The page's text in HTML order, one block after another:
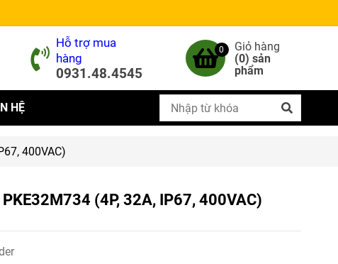
Hỗ trợ mua
hàng
0931.48.4545
0
Giỏ hàng
(0) sản
phẩm
HỆ
400VAC)
(4P, 32A, IP67, 400VAC)